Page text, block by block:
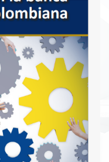
sector suelen
consiguiente, los
habitacional y
en vivienda
agenda pública
de mayores
adecuados de